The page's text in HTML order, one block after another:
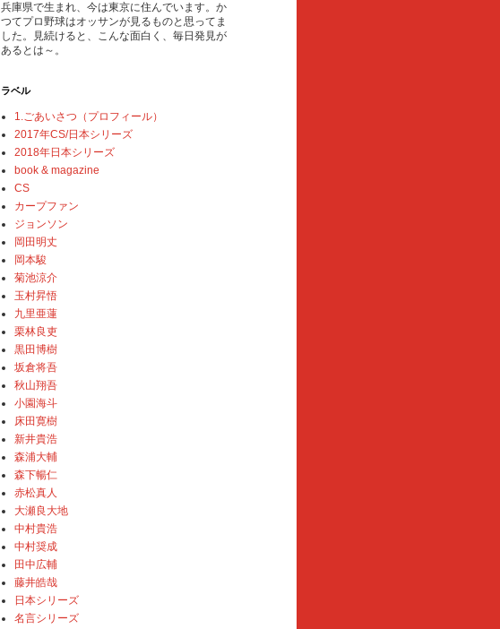
兵庫県で生まれ、今は東京に住んでいます。か
つてプロ野球はオッサンが見るものと思ってま
した。見続けると、こんな面白く、毎日発見が
あるとは～。
ラベル
1.ごあいさつ（プロフィール）
2017年CS/日本シリーズ
2018年日本シリーズ
book & magazine
CS
カープファン
ジョンソン
岡田明丈
岡本駿
菊池涼介
玉村昇悟
九里亜蓮
栗林良吏
黒田博樹
坂倉将吾
秋山翔吾
小園海斗
床田寛樹
新井貴浩
森浦大輔
森下暢仁
赤松真人
大瀬良大地
中村貴浩
中村奨成
田中広輔
藤井皓哉
日本シリーズ
名言シリーズ